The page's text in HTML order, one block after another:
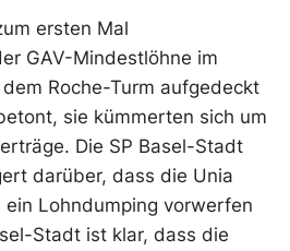
ersten Mal
GAV-Mindestlöhne im
Roche-Turm aufgedeckt
sie kümmerten sich um
Die SP Basel-Stadt
darüber, dass die Unia
ein Lohndumping vorwerfen
Stadt ist klar, dass die